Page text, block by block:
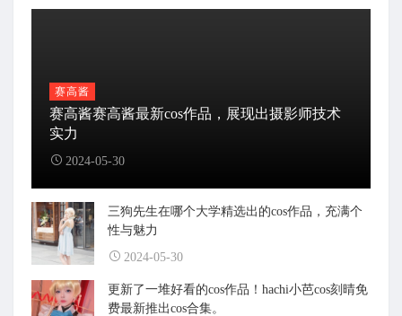
赛高酱
赛高酱赛高酱最新cos作品，展现出摄影师技术
实力
2024-05-30
三狗先生在哪个大学精选出的cos作品，充满个
性与魅力
2024-05-30
更新了一堆好看的cos作品！hachi小芭cos刻晴免
费最新推出cos合集。